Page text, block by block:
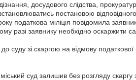
досудового слідства,
постановою
податкова міліція повідомила
разі заявнику необхідно оскаржити
суду зі скаргою на відмову податкової
суд залишив без розгляду